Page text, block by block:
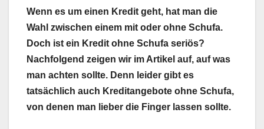
Wenn es um einen Kredit geht, hat man die
Wahl zwischen einem mit oder ohne Schufa.
Doch ist ein Kredit ohne Schufa seriös?
Nachfolgend zeigen wir im Artikel auf, auf was
man achten sollte. Denn leider gibt es
tatsächlich auch Kreditangebote ohne Schufa,
von denen man lieber die Finger lassen sollte.